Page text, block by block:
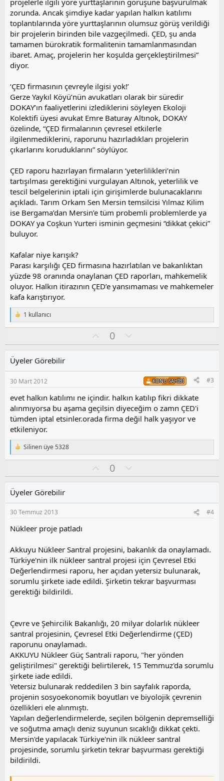
projelerle ilgili yöre yurttaşlarının görüşüne başvurulmak
zorunda. Ancak şimdiye kadar yapılan halkın katılımı
toplantılarında yöre yurttaşlarının olumsuz görüş verildiği
bir projelerin birinden bile vazgeçilmedi. ÇED, şu anda
tamamen bürokratik formalitenin tamamlanmasından
ibaret. Amaç, projelerin her koşulda gerçekleştirilmesi”
diyor.
‘ÇED firmasının çevreyle ilgisi yok!’
Gerze Yaykıl Köyü’nün avukatları olarak bir süredir
DOKAY’ın faaliyetlerini izlediklerini söyleyen Ekoloji
Kolektifi üyesi avukat Emre Baturay Altınok, DOKAY
özelinde, “ÇED firmalarının çevresel etkilerle
ilgilenmediklerini, raporunu hazırladıkları projelerin
çıkarlarını koruduklarını” söylüyor.
ÇED raporu hazırlayan firmaların ‘yeterlilikleri’nin
tartışılması gerektiğini vurgulayan Altınok, yeterlilik ve
tescil belgelerinin iptali için girişimlerde bulunacaklarını
açıkladı. Tarım Orkam Sen Mersin temsilcisi Yılmaz Kilim
ise Bergama’dan Mersin’e tüm probemli problemlerde ya
DOKAY ya Coşkun Yurteri isminin geçmesini “dikkat çekici”
buluyor.
Kafalar niye karışık?
Parası karşılığı ÇED firmasına hazırlatılan ve bakanlıktan
yüzde 98 oranında onaylanan ÇED raporları, mahkemelik
oluyor. Halkın itirazının ÇED’e yansımaması ve mahkemeler
kafa karıştırıyor.
T
e
i
l
e
r
:
1 kullanıcı
y
0
l
s
u
z
o
y
l
Üyeler Görebilir
30 Mart 2012 KONU SAHIBI #3
evet halkın katılımı ne içindir. halkın katılıp fikri dikkate
alınmıyorsa bu aşama geçilsin diyeceğim o zamn ÇED'i
tümden iptal etsinler.orada firma değil halk yaşıyor ve
etkileniyor.
T
e
i
l
e
r
:
Silinen üye 5328
y
0
l
s
u
y
l
a
Üyeler Görebilir
30 Temmuz 2013 #4
Nükleer proje patladı
Akkuyu Nükleer Santral projesini, bakanlık da onaylamadı.
Türkiye'nin ilk nükleer santral projesi için Çevresel Etki
Değerlendirmesi raporu, her açıdan yetersiz bulunarak,
sorumlu şirkete iade edildi. Şirketin tekrar başvurması
gerektiği bildirildi.
Çevre ve Şehircilik Bakanlığı, 20 milyar dolarlık nükleer
santral projesinin, Çevresel Etki Değerlendirme (ÇED)
raporunu onaylamadı.
AKKUYU Nükleer Güç Santrali raporu, "her yönden
geliştirilmesi" gerektiği belirtilerek, 15 Temmuz'da sorumlu
şirkete iade edildi.
Yetersiz bulunarak reddedilen 3 bin sayfalık raporda,
projenin sosyoekonomik boyutları ve biyolojik çevrenin
özellikleri ele alınmıştı.
Yapılan değerlendirmelerde, seçilen bölgenin depremselliği
ve soğutma amaçlı deniz suyunun sıcaklığı dikkat çekti.
Mersin'de yapılacak Türkiye'nin ilk nükleer santral
projesinde, sorumlu şirketin tekrar başvurması gerektiği
bildirildi.